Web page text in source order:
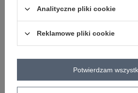
plus size z kieszeniami Banni
Zaloguj się i zobacz cenę Zaloguj
Analityczne pliki cookie
Reklamowe pliki cookie
Potwierdzam